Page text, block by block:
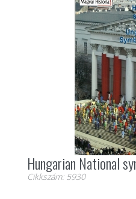
Hungarian National
Cikkszám: 5930